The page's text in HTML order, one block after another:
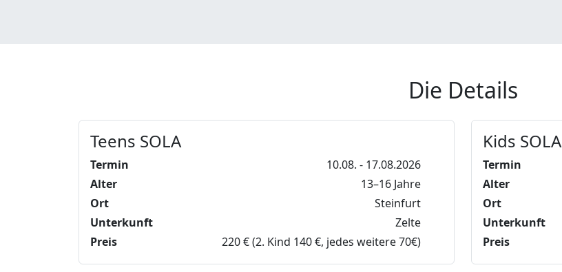
Die Details
Teens SOLA
Termin
10.08. - 17.08.2026
Alter
13–16 Jahre
Ort
Steinfurt
Unterkunft
Zelte
Preis
220 € (2. Kind 140 €, jedes weitere 70€)
Kids SOLA
Termin
Alter
Ort
Unterkunft
Preis